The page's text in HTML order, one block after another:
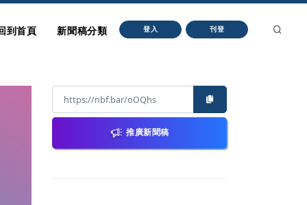
到首頁 新聞稿分類 登入 刊登
推廣新聞稿